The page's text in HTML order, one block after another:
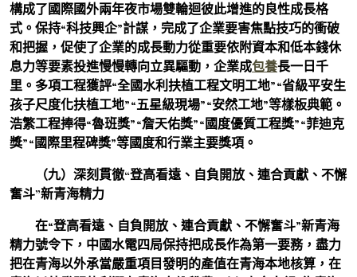
構成了國際國外兩年夜市場雙輪迴彼此增進的良性成長格
式。保持“科技興企”計謀，完成了企業要害焦點技巧的衝破
和把握，促使了企業的成長動力從重要依附資本和低本錢休
息力等要素投進慢慢轉向立異驅動，企業成包養長一日千
里。多項工程獲評“全國水利扶植工程文明工地”“省級平安生
孩子尺度化扶植工地”“五星級現場”“安然工地”等樣板典範。
浩繁工程捧得“魯班獎”“詹天佑獎”“國度優質工程獎”“菲迪克
獎”“國際里程碑獎”等國度和行業主要獎項。
（九）深刻貫徹“登高看遠、自負開放、連合貢獻、不懈
奮斗”新青海精力
在“登高看遠、自負開放、連合貢獻、不懈奮斗”新青海
精力號令下，中國水電四局保持把成長作為第一要務，盡力
把在青海以外承當嚴重項目發明的產值在青海本地核算，在